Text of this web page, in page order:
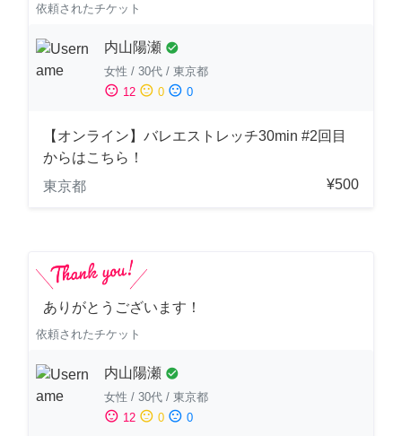
依頼されたチケット
内山陽瀬 check_circle
女性 / 30代 / 東京都
sentiment_satisfied 12 sentiment_neutral 0 sentiment_dissatisfied 0
【オンライン】バレエストレッチ30min #2回目
からはこちら！
東京都
¥500
ありがとうございます！
依頼されたチケット
内山陽瀬 check_circle
女性 / 30代 / 東京都
sentiment_satisfied 12 sentiment_neutral 0 sentiment_dissatisfied 0